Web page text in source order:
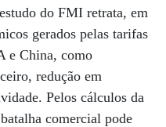
do FMI retrata, em
gerados pelas tarifas
e China, como
redução em
Pelos cálculos da
comercial pode